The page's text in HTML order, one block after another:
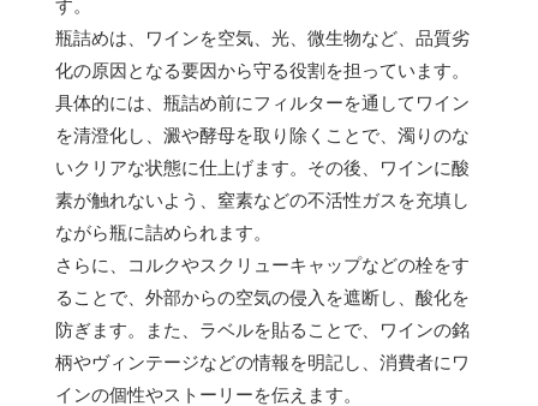
す。
瓶詰めは、ワインを空気、光、微生物など、品質劣
化の原因となる要因から守る役割を担っています。
具体的には、瓶詰め前にフィルターを通してワイン
を清澄化し、澱や酵母を取り除くことで、濁りのな
いクリアな状態に仕上げます。その後、ワインに酸
素が触れないよう、窒素などの不活性ガスを充填し
ながら瓶に詰められます。
さらに、コルクやスクリューキャップなどの栓をす
ることで、外部からの空気の侵入を遮断し、酸化を
防ぎます。また、ラベルを貼ることで、ワインの銘
柄やヴィンテージなどの情報を明記し、消費者にワ
インの個性やストーリーを伝えます。